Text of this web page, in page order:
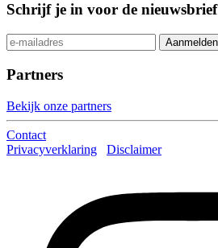
Schrijf je in voor de nieuwsbrief
Partners
Bekijk onze partners
Contact
Privacyverklaring
Disclaimer